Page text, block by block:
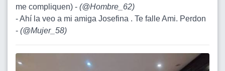
me compliquen) - (@Hombre_62)
- Ahí la veo a mi amiga Josefina . Te falle Ami. Perdon
- (@Mujer_58)